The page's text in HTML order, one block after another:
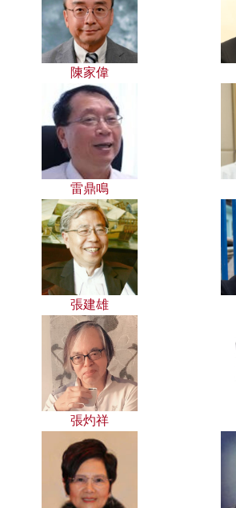
陳家偉
雷鼎鳴
張建雄
張灼祥